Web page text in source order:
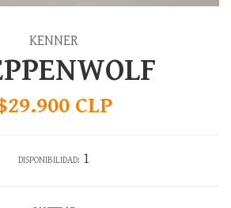
KENNER
CLP
DISPONIBILIDAD: 1